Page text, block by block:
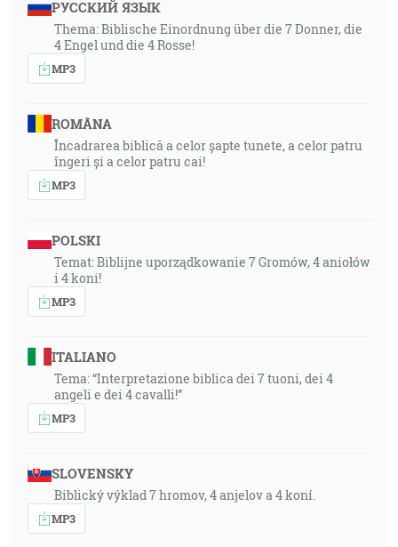
РУССКИЙ ЯЗЫК
Thema: Biblische Einordnung über die 7 Donner, die
4 Engel und die 4 Rosse!
MP3
ROMÂNA
Încadrarea biblică a celor șapte tunete, a celor patru
îngeri și a celor patru cai!
MP3
POLSKI
Temat: Biblijne uporządkowanie 7 Gromów, 4 aniołów
i 4 koni!
MP3
ITALIANO
Tema: “Interpretazione biblica dei 7 tuoni, dei 4
angeli e dei 4 cavalli!”
MP3
SLOVENSKY
Biblický výklad 7 hromov, 4 anjelov a 4 koní.
MP3